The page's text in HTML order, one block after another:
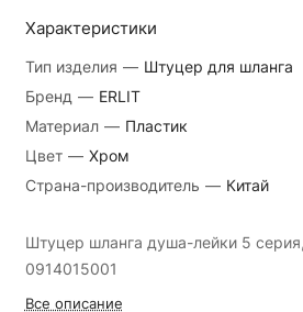
Характеристики
Тип изделия — Штуцер для шланга
Бренд — ERLIT
Материал — Пластик
Цвет — Хром
Страна-производитель — Китай
Штуцер шланга душа-лейки 5
0914015001
Все описание